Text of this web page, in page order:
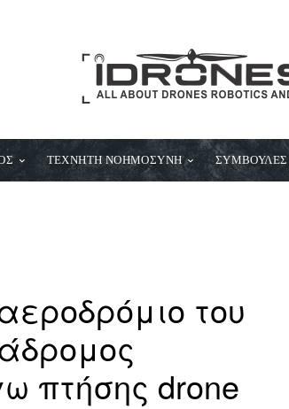
ΤΕΧΝΗΤΗ ΝΟΗΜΟΣΥΝΗ ΣΥΜΒΟΥΛΕΣ
του
πτήσης drone